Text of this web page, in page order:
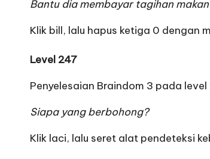
Bantu dia membayar tagihan
Klik bill, lalu hapus ketiga 0 dengan
Level 247
Penyelesaian Braindom 3 pada
Siapa yang berbohong?
Klik laci, lalu seret alat pendeteksi